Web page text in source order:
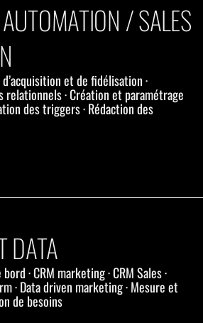
/ SALES
et de fidélisation ·
· Création et paramétrage
des triggers · Rédaction des
DATA
· CRM marketing · CRM Sales ·
· Data driven marketing · Mesure et
de besoins